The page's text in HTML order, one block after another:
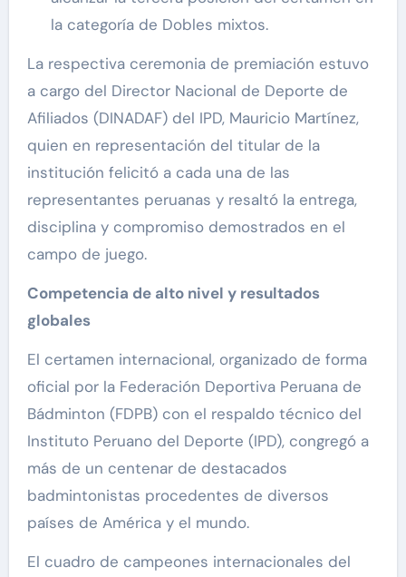
la categoría de Dobles mixtos.
La respectiva ceremonia de premiación estuvo
a cargo del Director Nacional de Deporte de
Afiliados (DINADAF) del IPD, Mauricio Martínez,
quien en representación del titular de la
institución felicitó a cada una de las
representantes peruanas y resaltó la entrega,
disciplina y compromiso demostrados en el
campo de juego.
Competencia de alto nivel y resultados
globales
El certamen internacional, organizado de forma
oficial por la Federación Deportiva Peruana de
Bádminton (FDPB) con el respaldo técnico del
Instituto Peruano del Deporte (IPD), congregó a
más de un centenar de destacados
badmintonistas procedentes de diversos
países de América y el mundo.
El cuadro de campeones internacionales del